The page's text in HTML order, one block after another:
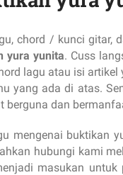
chord / kunci gitar,
yura yunita. Cuss
lagu atau isi
yang ada di atas.
dan
mengenai buktikan
hubungi kami
masukan